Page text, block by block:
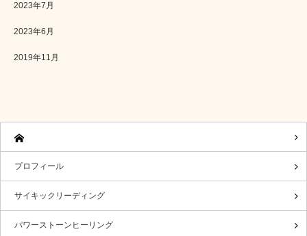
2023年7月
2023年6月
2019年11月
プロフィール
サイキックリーディング
パワーストーンヒーリング